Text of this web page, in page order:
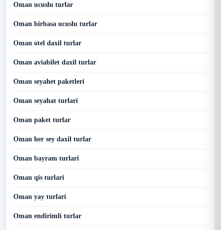
Oman ucuslu turlar
Oman birbasa ucuslu turlar
Oman otel daxil turlar
Oman aviabilet daxil turlar
Oman seyahet paketleri
Oman seyahat turlari
Oman paket turlar
Oman her sey daxil turlar
Oman bayram turlari
Oman qis turlari
Oman yay turlari
Oman endirimli turlar